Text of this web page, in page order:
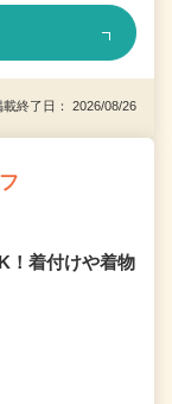
終了日： 2026/08/26
！着付けや着物